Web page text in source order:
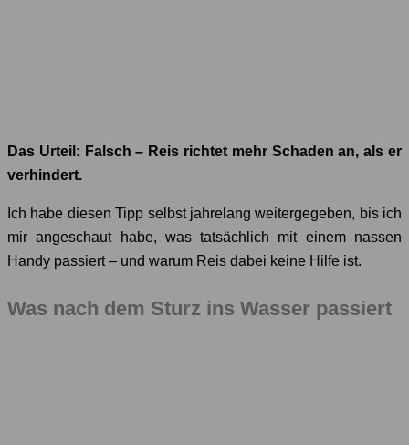
Das Urteil: Falsch – Reis richtet mehr Schaden an, als er
verhindert.
Ich habe diesen Tipp selbst jahrelang weitergegeben, bis ich
mir angeschaut habe, was tatsächlich mit einem nassen
Handy passiert – und warum Reis dabei keine Hilfe ist.
Was nach dem Sturz ins Wasser passiert